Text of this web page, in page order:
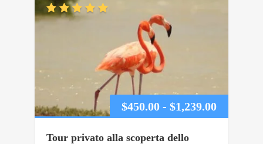
$450.00 - $1,239.00Fascia
Tour privato alla scoperta dello